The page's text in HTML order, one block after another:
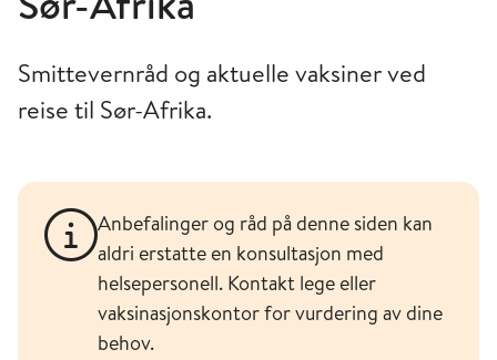
Smittevernråd og aktuelle vaksiner ved
reise til Sør-Afrika.
Anbefalinger og råd på denne siden kan
aldri erstatte en konsultasjon med
helsepersonell. Kontakt lege eller
vaksinasjonskontor for vurdering av dine
behov.